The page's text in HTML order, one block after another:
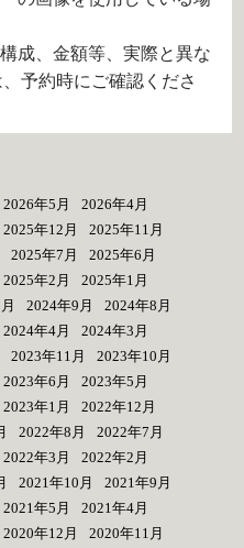
成、金額等、実際と異な
予約時にご確認くださ
2026年5月
2026年4月
2025年12月
2025年11月
2025年7月
2025年6月
2025年2月
2025年1月
2024年9月
2024年8月
2024年4月
2024年3月
2023年11月
2023年10月
2023年6月
2023年5月
2023年1月
2022年12月
2022年8月
2022年7月
2022年3月
2022年2月
2021年10月
2021年9月
2021年5月
2021年4月
2020年12月
2020年11月